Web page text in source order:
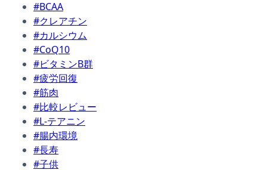
#BCAA
#クレアチン
#カルシウム
#CoQ10
#ビタミンB群
#疲労回復
#筋肉
#比較レビュー
#L-テアニン
#腸内環境
#長寿
#子供